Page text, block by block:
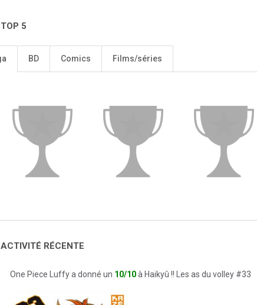
5
BD Comics Films/séries
RÉCENTE
One Piece Luffy a donné un 10/10à Haikyû !! Les as du volley #33